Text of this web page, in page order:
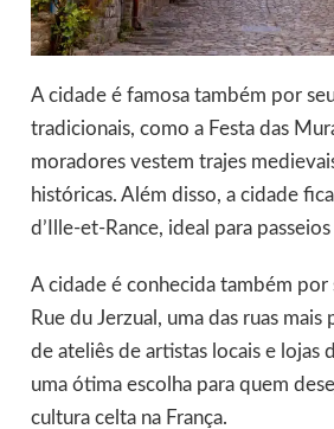
A cidade é famosa também por
tradicionais, como a Festa das
moradores vestem trajes
históricas. Além disso, a cidade
d’Ille-et-Rance, ideal para
A cidade é conhecida também por
Rue du Jerzual, uma das ruas
de ateliês de artistas locais e lojas
uma ótima escolha para quem
cultura celta na França.